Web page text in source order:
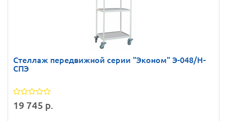
Стеллаж передвижной серии "Эконом" Э-048/Н-
СПЭ
19 745 р.